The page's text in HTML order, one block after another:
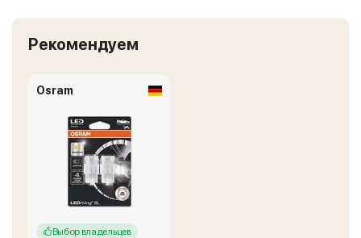
Рекомендуем
Osram
Выбор владельцев